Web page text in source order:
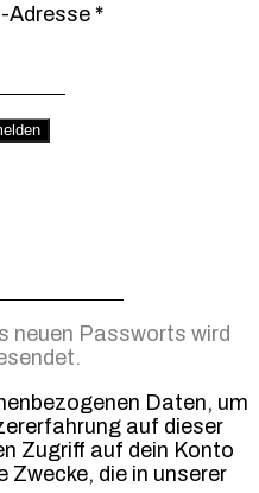
Adresse *Erforderlich
neuen Passworts wird
Daten, um
auf dieser
Zugriff auf dein Konto
Zwecke, die in unserer